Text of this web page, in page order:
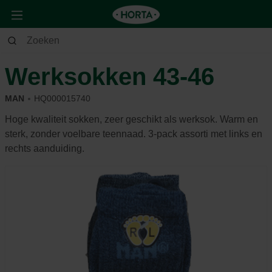
Tuin Andere
Werksokken 43-46
MAN HQ000015740
Hoge kwaliteit sokken, zeer geschikt als werksok. Warm en
sterk, zonder voelbare teennaad. 3-pack assorti met links en
rechts aanduiding.